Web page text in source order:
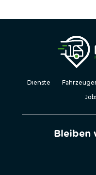
Dienste
Bleiben